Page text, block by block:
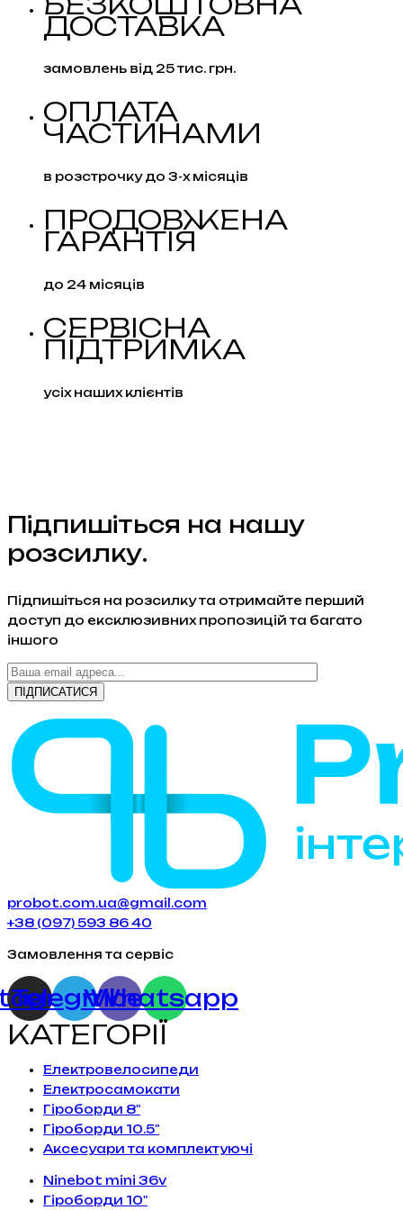
ДОСТАВКА
замовлень від 25 тис. грн.
ОПЛАТА
ЧАСТИНАМИ
в розстрочку до 3-х місяців
ПРОДОВЖЕНА
ГАРАНТІЯ
до 24 місяців
СЕРВІСНА
ПІДТРИМКА
усіх наших клієнтів
Підпишіться на нашу
розсилку.
Підпишіться на розсилку та отримайте перший
доступ до ексклюзивних пропозицій та багато
іншого
probot.com.ua@gmail.com
+38 (097) 593 86 40
Замовлення та сервіс
Telegram
Viber
Whatsapp
КАТЕГОРІЇ
Електровелосипеди
Електросамокати
Гіроборди 8"
Гіроборди 10.5"
Аксесуари та комплектуючі
Ninebot mini 36v
Гіроборди 10"